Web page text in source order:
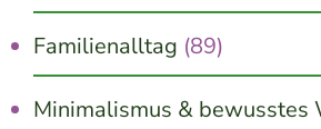
Familienalltag (89)
Minimalismus & bewusstes